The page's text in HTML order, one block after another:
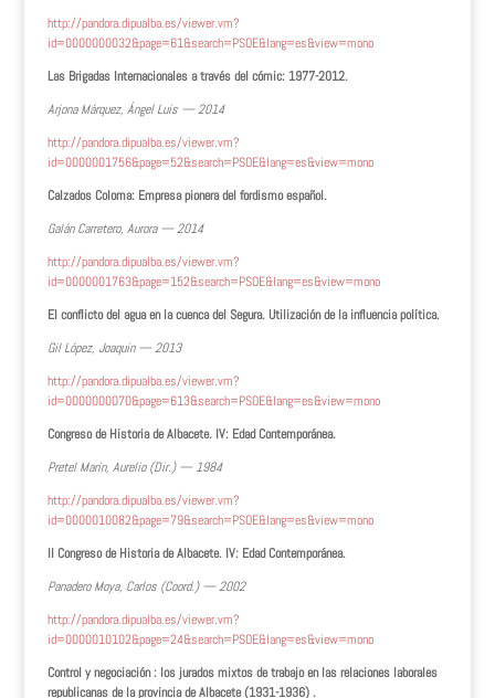
http://pandora.dipualba.es/viewer.vm?
id=0000000032&page=61&search=PSOE&lang=es&view=mono
Las Brigadas Internacionales a través del cómic: 1977-2012.
Arjona Márquez, Ángel Luis — 2014
http://pandora.dipualba.es/viewer.vm?
id=0000001756&page=52&search=PSOE&lang=es&view=mono
Calzados Coloma: Empresa pionera del fordismo español.
Galán Carretero, Aurora — 2014
http://pandora.dipualba.es/viewer.vm?
id=0000001763&page=152&search=PSOE&lang=es&view=mono
El conflicto del agua en la cuenca del Segura. Utilización de la influencia política.
Gil López, Joaquin — 2013
http://pandora.dipualba.es/viewer.vm?
id=0000000070&page=613&search=PSOE&lang=es&view=mono
Congreso de Historia de Albacete. IV: Edad Contemporánea.
Pretel Marín, Aurelio (Dir.) — 1984
http://pandora.dipualba.es/viewer.vm?
id=0000010082&page=79&search=PSOE&lang=es&view=mono
II Congreso de Historia de Albacete. IV: Edad Contemporánea.
Panadero Moya, Carlos (Coord.) — 2002
http://pandora.dipualba.es/viewer.vm?
id=0000010102&page=24&search=PSOE&lang=es&view=mono
Control y negociación : los jurados mixtos de trabajo en las relaciones laborales
republicanas de la provincia de Albacete (1931-1936) .